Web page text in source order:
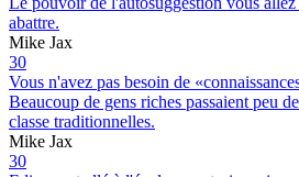
abattre.
Mike Jax
30
Vous n'avez pas besoin de
Beaucoup de gens riches passaient peu
classe traditionnelles.
Mike Jax
30